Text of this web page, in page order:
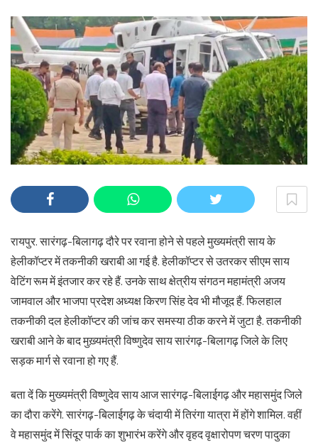
रायपुर. सारंगढ़-बिलागढ़ दौरे पर रवाना होने से पहले मुख्यमंत्री साय के
हेलीकॉप्टर में तकनीकी खराबी आ गई है. हेलीकॉप्टर से उतरकर सीएम साय
वेटिंग रूम में इंतजार कर रहे हैं. उनके साथ क्षेत्रीय संगठन महामंत्री अजय
जामवाल और भाजपा प्रदेश अध्यक्ष किरण सिंह देव भी मौजूद हैं. फिलहाल
तकनीकी दल हेलीकॉप्टर की जांच कर समस्या ठीक करने में जुटा है. तकनीकी
खराबी आने के बाद मुख़्यमंत्री विष्णुदेव साय सारंगढ़-बिलागढ़ जिले के लिए
सड़क मार्ग से रवाना हो गए हैं.
बता दें कि मुख्यमंत्री विष्णुदेव साय आज सारंगढ़-बिलाईगढ़ और महासमुंद जिले
का दौरा करेंगे. सारंगढ़-बिलाईगढ़ के चंदायी में तिरंगा यात्रा में होंगे शामिल. वहीं
वे महासमुंद में सिंदूर पार्क का शुभारंभ करेंगे और वृहद वृक्षारोपण चरण पादुका